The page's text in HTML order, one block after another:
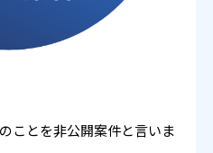
ことを非公開案件と言いま